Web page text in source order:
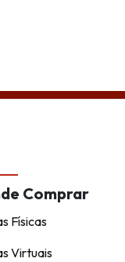
Comprar
Físicas
Virtuais